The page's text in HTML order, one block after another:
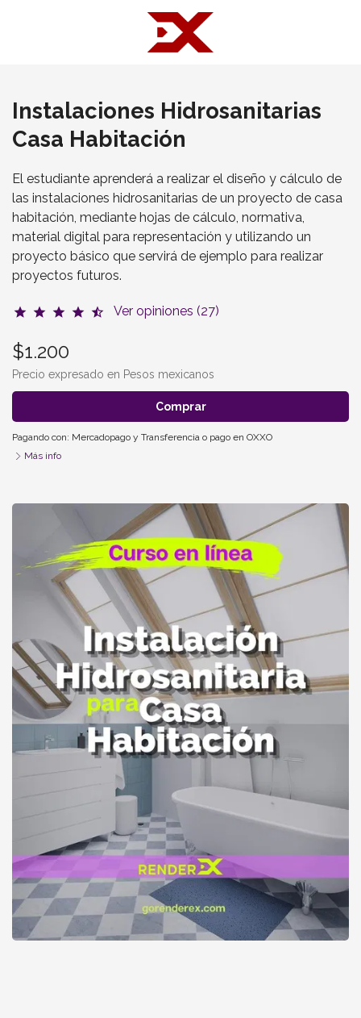
Instalaciones Hidrosanitarias
Casa Habitación
El estudiante aprenderá a realizar el diseño y cálculo de
las instalaciones hidrosanitarias de un proyecto de casa
habitación, mediante hojas de cálculo, normativa,
material digital para representación y utilizando un
proyecto básico que servirá de ejemplo para realizar
proyectos futuros.
star star star star star_half Ver opiniones (27)
$1.200
Precio expresado en Pesos mexicanos
Comprar
Pagando con: Mercadopago y Transferencia o pago en OXXO
Más info